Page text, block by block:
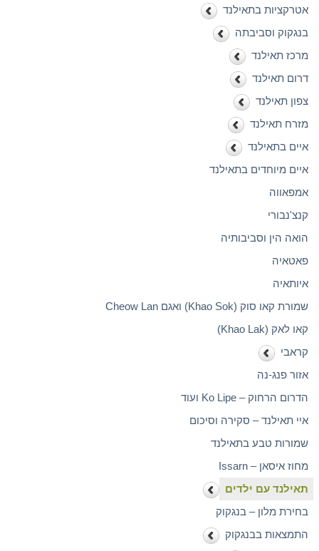
אטרקציות בתאילנד
בנגקוק וסביבתה
מרכז תאילנד
דרום תאילנד
צפון תאילנד
מזרח תאילנד
איים בתאילנד
איים מיוחדים בתאילנד
אמפאווה
קנצ'נבורי
הואה הין וסביבותיה
פאטאיה
איותאיה
שמורת קאו סוק (Khao Sok) ואגם Cheow Lan
קאו לאק (Khao Lak)
קראבי
אזור פנג-נה
הדרום הרחוק – Ko Lipe ועוד
איי תאילנד – סקירה וסיכום
שמורות טבע בתאילנד
מחוז איסאן – Issarn
תאילנד עם ילדים
בחירת מלון – בנגקוק
התמצאות בבנגקוק